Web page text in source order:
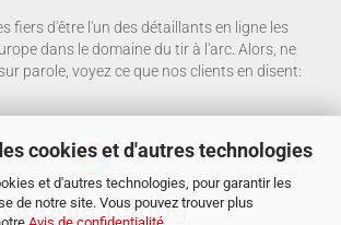
cookies et d'autres technologies
et d'autres technologies, pour garantir les
de notre site. Vous pouvez trouver plus
Avis de confidentialité
fiers d'être l'un des détaillants en ligne les
dans le domaine du tir à l'arc. Alors, ne
parole, voyez ce que nos clients en disent: